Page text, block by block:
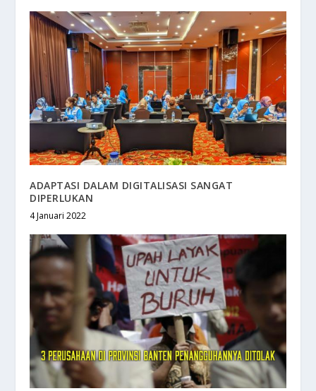
ADAPTASI DALAM DIGITALISASI SANGAT
DIPERLUKAN
4 Januari 2022